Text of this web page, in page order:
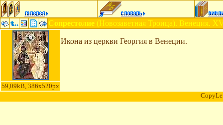
Сопрестолие (Новозаветная Троица). Венеция.
59,09kB, 386x520px
Икона из церкви Георгия в Венеции.